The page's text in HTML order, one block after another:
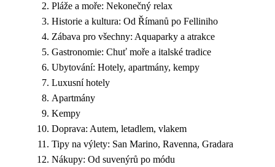
Pláže a moře: Nekonečný relax
Historie a kultura: Od Římanů po Felliniho
Zábava pro všechny: Aquaparky a atrakce
Gastronomie: Chuť moře a italské tradice
Ubytování: Hotely, apartmány, kempy
Luxusní hotely
Apartmány
Kempy
Doprava: Autem, letadlem, vlakem
Tipy na výlety: San Marino, Ravenna, Gradara
Nákupy: Od suvenýrů po módu